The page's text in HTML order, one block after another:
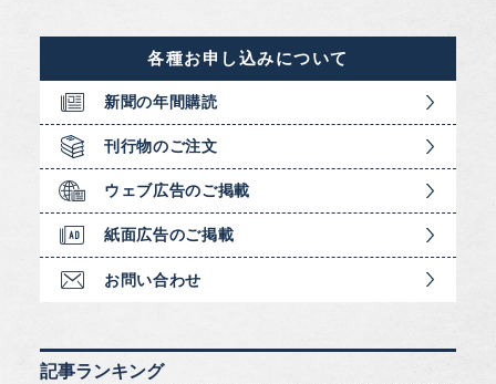
各種お申し込みについて
新聞の年間購読
刊行物のご注文
ウェブ広告のご掲載
紙面広告のご掲載
お問い合わせ
記事ランキング